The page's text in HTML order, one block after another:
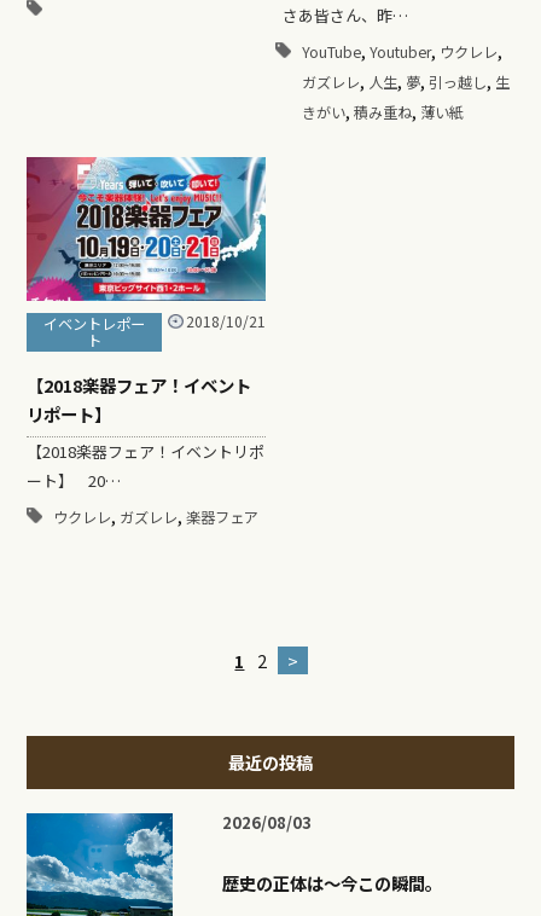
さあ皆さん、昨…
YouTube, Youtuber, ウクレレ,
ガズレレ, 人生, 夢, 引っ越し, 生
きがい, 積み重ね, 薄い紙
イベントレポー
ト
2018/10/21
【2018楽器フェア！イベント
リポート】
【2018楽器フェア！イベントリポ
ート】 20…
ウクレレ, ガズレレ, 楽器フェア
1 2 >
最近の投稿
2026/08/03
歴史の正体は〜今この瞬間。